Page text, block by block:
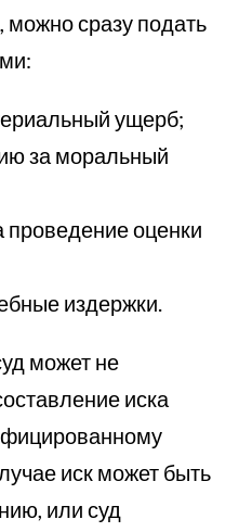
можно сразу подать
ущерб;
за моральный
проведение оценки
издержки.
может не
иска
иск может быть
или суд